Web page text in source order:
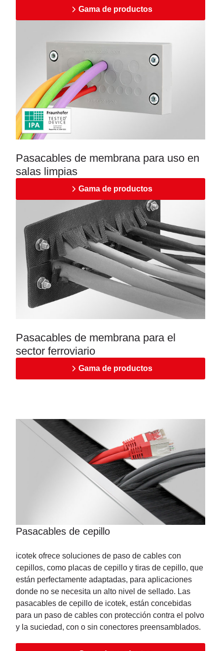
Gama de productos
Pasacables de membrana para uso en
salas limpias
Gama de productos
Pasacables de membrana para el
sector ferroviario
Gama de productos
Pasacables de cepillo
icotek ofrece soluciones de paso de cables con
cepillos, como placas de cepillo y tiras de cepillo, que
están perfectamente adaptadas, para aplicaciones
donde no se necesita un alto nivel de sellado. Las
pasacables de cepillo de icotek, están concebidas
para un paso de cables con protección contra el polvo
y la suciedad, con o sin conectores preensamblados.